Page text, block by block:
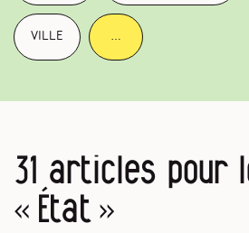
ville
31 articles pour
« État »